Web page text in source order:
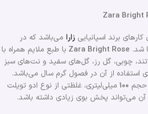
برند اسپانیایی زارا می‌باشد که در
شد. Zara Bright Rose با طبع ملایم همراه با
تند، چوبی، گل رز، گل‌های سفید و نت‌های سبز
استفاده از آن در فصول گرم سال می‌باشد.
حجم 100 میلی‌لیتری، غلظتی از نوع ادو تویلت
آن می‌تواند پخش بوی زیادی داشته باشد.